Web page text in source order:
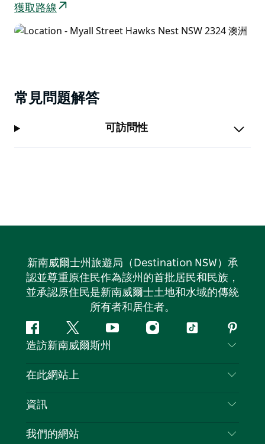
獲取路線
常見問題解答
可訪問性
新南威爾士州旅遊局（Destination NSW）承
認並尊重原住民作為該州的首批居民和民族，
並承認原住民是新南威爾士土地和水域的傳統
所有者和居住者。
Facebook嘰
嘰
喳
Youtube Instagram
抖
造訪新南威爾斯州
聯絡我們
隱私
Cookie 通知
在此網站上
目的地
資訊
旅行資訊
我們的網站